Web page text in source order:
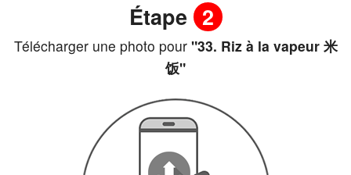
Étape 2
Télécharger une photo pour"33. Riz à la vapeur 米
饭"